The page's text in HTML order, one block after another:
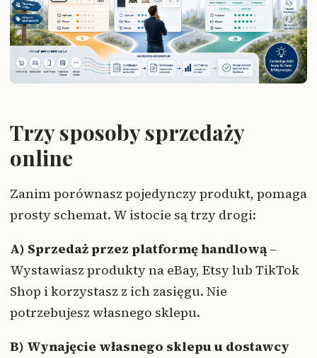
Trzy sposoby sprzedaży
online
Zanim porównasz pojedynczy produkt, pomaga
prosty schemat. W istocie są trzy drogi:
A) Sprzedaż przez platformę handlową –
Wystawiasz produkty na eBay, Etsy lub TikTok
Shop i korzystasz z ich zasięgu. Nie
potrzebujesz własnego sklepu.
B) Wynajęcie własnego sklepu u dostawcy